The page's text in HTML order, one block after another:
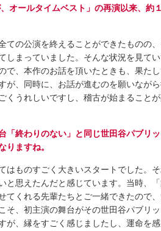
オールタイムベスト」の再演以来、約
ての公演を終えることができたものの
しまっていました。そんな状況を見て
で、本作のお話を頂いたときも、果た
が、同時に、お話が進むのを願いなが
くうれしいですし、稽古が始まること
「終わりのない」と同じ世田谷パブリ
りますね。
ものすごく大きいスタートでした。
と思えたんだと感じています。当時、
てくれる先輩たちとご一緒できたので
そ、初主演の舞台がその世田谷パブリ
が、縁をすごく感じましたし、運命を